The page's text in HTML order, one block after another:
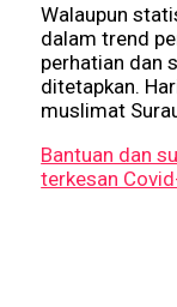
Walaupun
dalam trend
perhatian dan
ditetapkan.
muslimat
Bantuan dan
terkesan